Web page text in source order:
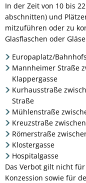
In der Zeit von 10 bis
abschnitten) und
mitzuführen oder zu
Glasflaschen oder
Europaplatz/
Mannheimer Straße
Klappergasse
Kurhausstraße
Straße
Mühlenstraße
Kreuzstraße
Römerstraße
Klostergasse
Hospitalgasse
Das Verbot gilt nicht
Konzession sowie für